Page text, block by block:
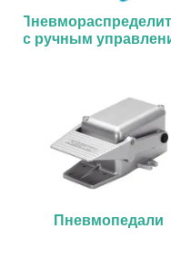
с ручным
Пневмопедали